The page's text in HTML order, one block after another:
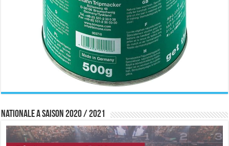
Nationale A saison 2020 / 2021